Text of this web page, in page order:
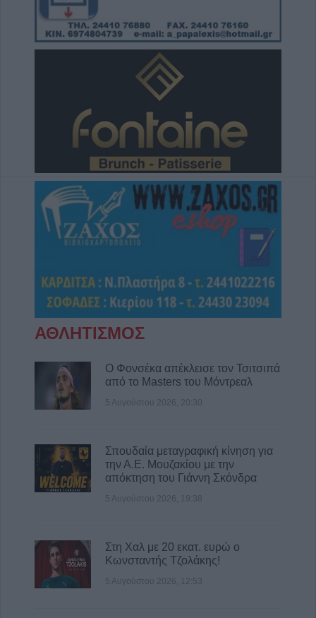
ΑΘΛΗΤΙΣΜΟΣ
Ο Φονσέκα απέκλεισε τον Τσιτσιπά
από το Masters του Μόντρεαλ
5 Αυγούστου 2026, 20:30
Σπουδαία μεταγραφική κίνηση για
την Α.Ε. Μουζακίου με την
απόκτηση του Γιάννη Σκόνδρα
5 Αυγούστου 2026, 19:38
Στη Χαλ με 20 εκατ. ευρώ ο
Κωνσταντής Τζολάκης!
5 Αυγούστου 2026, 12:53